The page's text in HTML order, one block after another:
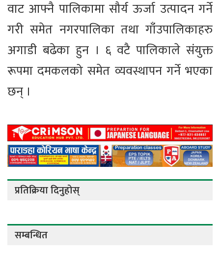
वाट आफ्नै पालिकामा सौर्य ऊर्जा उत्पादन गर्ने
गरी समेत नगरपालिका तथा गाँउपालिकाहरु
अगाडी बढेका हुन । ६ वटै पालिकाले संयुक्त
रूपमा दमकलको समेत व्यवस्थापन गर्ने भएका
छन् ।
प्रतिक्रिया दिनुहोस्
सम्बन्धित